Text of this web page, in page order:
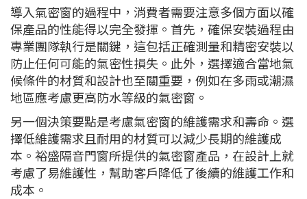
導入氣密窗的過程中，消費者需要注意多個方面以確
保產品的性能得以完全發揮。首先，確保安裝過程由
專業團隊執行是關鍵，這包括正確測量和精密安裝以
防止任何可能的氣密性損失。此外，選擇適合當地氣
候條件的材質和設計也至關重要，例如在多雨或潮濕
地區應考慮更高防水等級的氣密窗。
另一個決策要點是考慮氣密窗的維護需求和壽命。選
擇低維護需求且耐用的材質可以減少長期的維護成
本。裕盛隔音門窗所提供的氣密窗產品，在設計上就
考慮了易維護性，幫助客戶降低了後續的維護工作和
成本。